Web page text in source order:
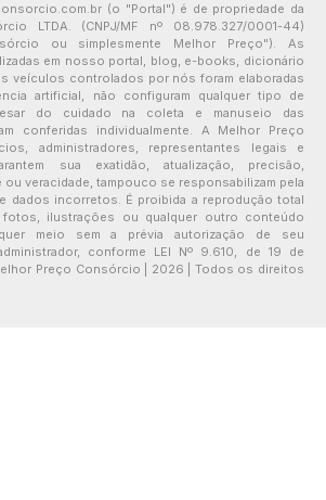
(o "Portal") é de propriedade da
LTDA. (CNPJ/MF nº 08.978.327/0001-44)
ou simplesmente Melhor Preço"). As
em nosso portal, blog, e-books, dicionário
veículos controlados por nós foram elaboradas
artificial, não configuram qualquer tipo de
do cuidado na coleta e manuseio das
conferidas individualmente. A Melhor Preço
administradores, representantes legais e
sua exatidão, atualização, precisão,
ou veracidade, tampouco se responsabilizam pela
dados incorretos. É proibida a reprodução total
ilustrações ou qualquer outro conteúdo
meio sem a prévia autorização de seu
conforme LEI Nº 9.610, de 19 de
Preço Consórcio | 2026 | Todos os direitos